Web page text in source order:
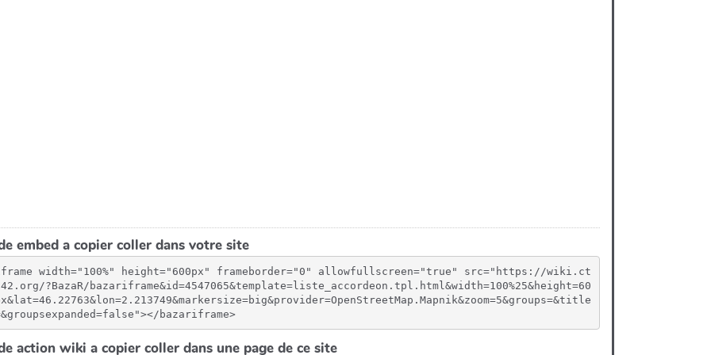
embed a copier coller dans votre site
width="100%" height="600px" frameborder="0" allowfullscreen="true" src="https://wiki.ct
?BazaR/bazariframe&id=4547065&template=liste_accordeon.tpl.html&width=100%25&height=60
bazariframe>
action wiki a copier coller dans une page de ce site